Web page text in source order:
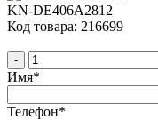
KN-DE406A2812
Код товара: 216699
-
Имя*
Телефон*